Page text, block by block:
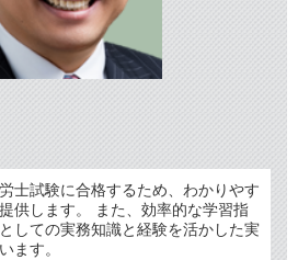
士試験に合格するため、わかりやす
供します。 また、効率的な学習指
しての実務知識と経験を活かした実
ます。